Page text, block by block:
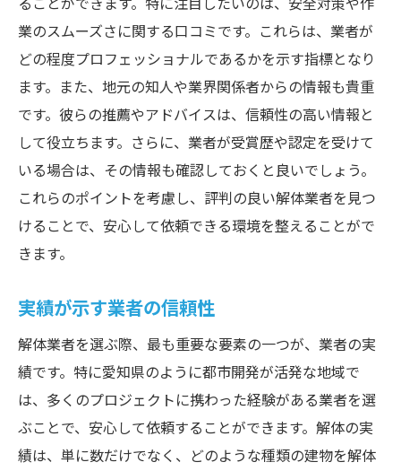
ることができます。特に注目したいのは、安全対策や作
業のスムーズさに関する口コミです。これらは、業者が
どの程度プロフェッショナルであるかを示す指標となり
ます。また、地元の知人や業界関係者からの情報も貴重
です。彼らの推薦やアドバイスは、信頼性の高い情報と
して役立ちます。さらに、業者が受賞歴や認定を受けて
いる場合は、その情報も確認しておくと良いでしょう。
これらのポイントを考慮し、評判の良い解体業者を見つ
けることで、安心して依頼できる環境を整えることがで
きます。
実績が示す業者の信頼性
解体業者を選ぶ際、最も重要な要素の一つが、業者の実
績です。特に愛知県のように都市開発が活発な地域で
は、多くのプロジェクトに携わった経験がある業者を選
ぶことで、安心して依頼することができます。解体の実
績は、単に数だけでなく、どのような種類の建物を解体